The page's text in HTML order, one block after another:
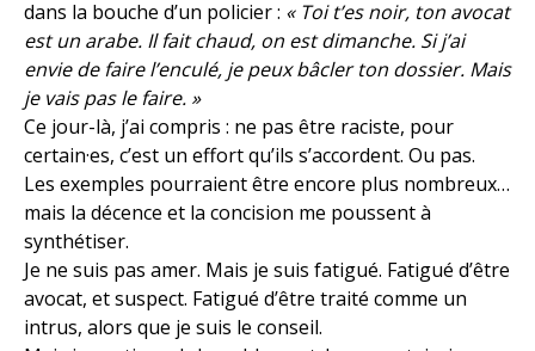
dans la bouche d’un policier : « Toi t’es noir, ton avocat
est un arabe. Il fait chaud, on est dimanche. Si j’ai
envie de faire l’enculé, je peux bâcler ton dossier. Mais
je vais pas le faire. »
Ce jour-là, j’ai compris : ne pas être raciste, pour
certain·es, c’est un effort qu’ils s’accordent. Ou pas.
Les exemples pourraient être encore plus nombreux…
mais la décence et la concision me poussent à
synthétiser.
Je ne suis pas amer. Mais je suis fatigué. Fatigué d’être
avocat, et suspect. Fatigué d’être traité comme un
intrus, alors que je suis le conseil.